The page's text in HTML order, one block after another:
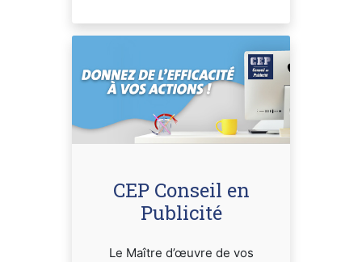
CEP Conseil en
Publicité
Le Maître d’œuvre de vos